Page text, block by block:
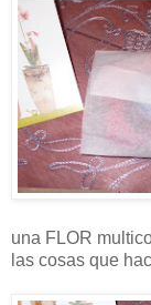
una FLOR
las cosas que